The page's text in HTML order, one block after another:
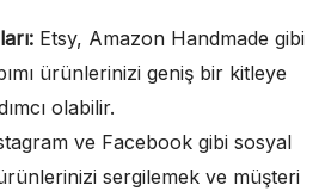
Etsy, Amazon Handmade gibi
ürünlerinizi geniş bir kitleye
olabilir.
ve Facebook gibi sosyal
sergilemek ve müşteri